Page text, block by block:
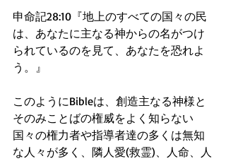
申命記28:10『地上のすべての国々の民
は、あなたに主なる神からの名がつけ
られているのを見て、あなたを恐れよ
う。』
このようにBibleは、創造主なる神様と
そのみことばの権威をよく知らない
国々の権力者や指導者達の多くは無知
な人々が多く、隣人愛(救霊)、人命、人